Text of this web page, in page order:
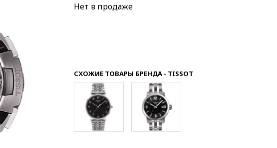
Нет в продаже
СХОЖИЕ ТОВАРЫ БРЕНДА - TISSOT